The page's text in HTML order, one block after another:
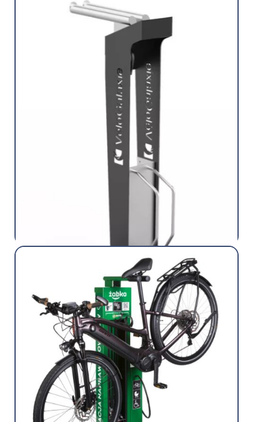
Pompe vélo
Station d'entretien/gonflage